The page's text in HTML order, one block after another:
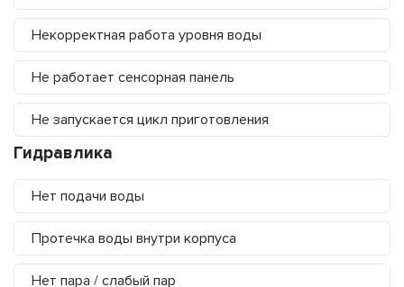
Некорректная работа уровня воды
Не работает сенсорная панель
Не запускается цикл приготовления
Гидравлика
Нет подачи воды
Протечка воды внутри корпуса
Нет пара / слабый пар